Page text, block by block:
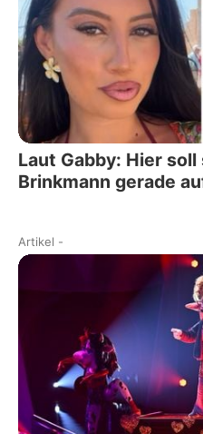
Laut Gabby: Hier soll
Brinkmann gerade
Artikel -